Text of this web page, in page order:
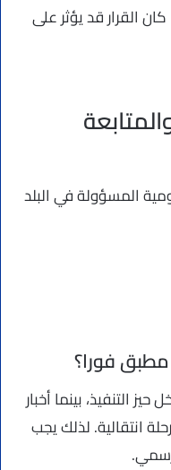
القرار قد يؤثر على
المسؤولة في البلد
مطبق فورا؟
التنفيذ، بينما أخبار
انتقالية. لذلك يجب